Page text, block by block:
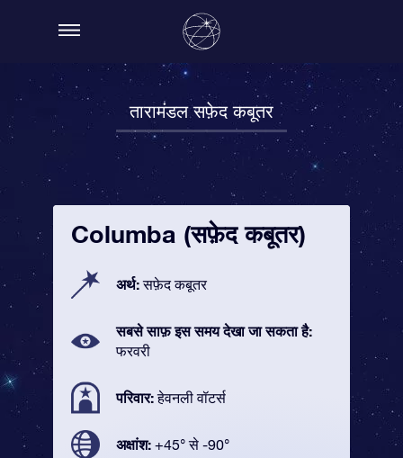
तारामंडल सफ़ेद कबूतर
Columba (सफ़ेद कबूतर)
अर्थ:सफ़ेद कबूतर
सबसे साफ़ इस समय देखा जा सकता है:
फरवरी
परिवार:हेवनली वॉटर्स
अक्षांश: +45° से -90°